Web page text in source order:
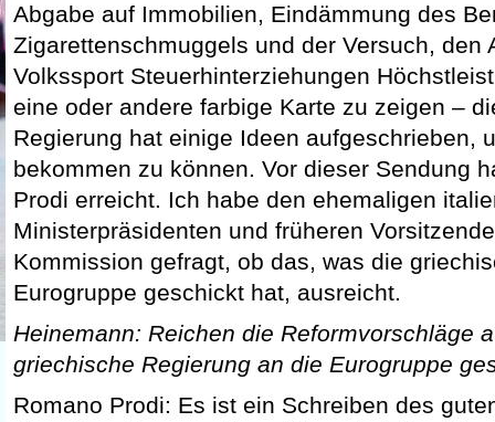
Abgabe auf Immobilien, Eindämmung des
Zigarettenschmuggels und der Versuch, den
Volkssport Steuerhinterziehungen
eine oder andere farbige Karte zu zeigen –
Regierung hat einige Ideen aufgeschrieben,
bekommen zu können. Vor dieser Sendung
Prodi erreicht. Ich habe den ehemaligen
Ministerpräsidenten und früheren
Kommission gefragt, ob das, was die
Eurogruppe geschickt hat, ausreicht.
Heinemann: Reichen die Reformvorschläge
griechische Regierung an die Eurogruppe
Romano Prodi: Es ist ein Schreiben des